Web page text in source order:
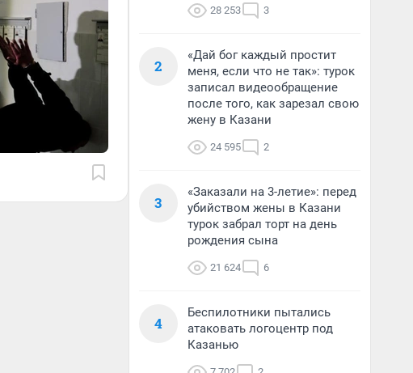
28 253 3
2
«Дай бог каждый простит
меня, если что не так»: турок
записал видеообращение
после того, как зарезал свою
жену в Казани
24 595 2
3
«Заказали на 3-летие»: перед
убийством жены в Казани
турок забрал торт на день
рождения сына
21 624 6
4
Беспилотники пытались
атаковать логоцентр под
Казанью